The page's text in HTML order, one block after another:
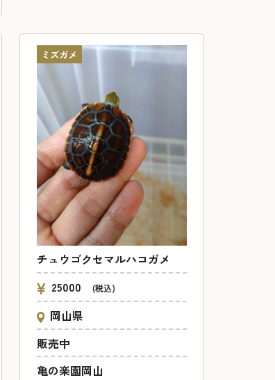
ミズガメ
チュウゴクセマルハコガメ
25000
(税込)
岡山県
販売中
亀の楽園岡山